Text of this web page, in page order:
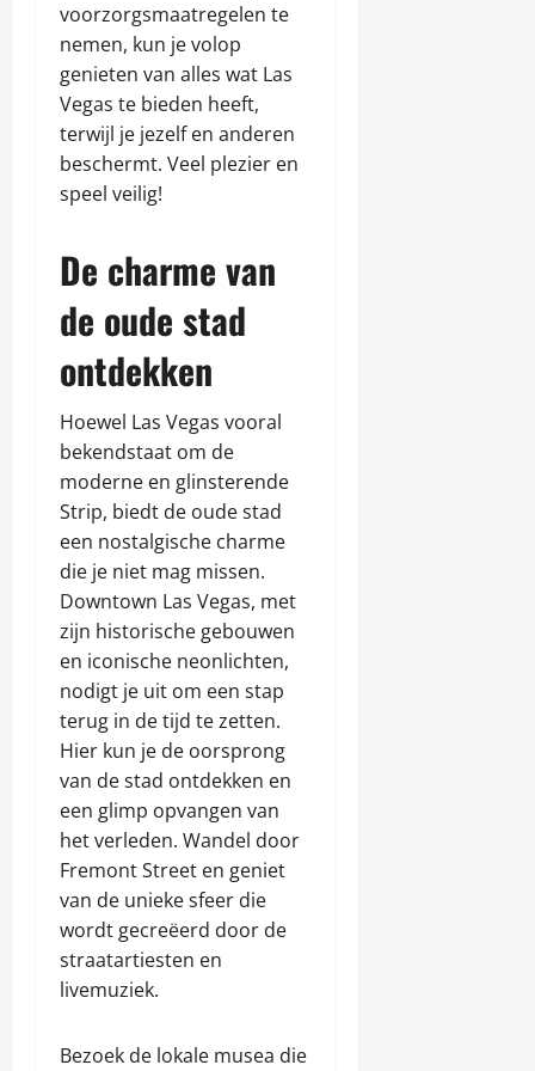
voorzorgsmaatregelen te
nemen, kun je volop
genieten van alles wat Las
Vegas te bieden heeft,
terwijl je jezelf en anderen
beschermt. Veel plezier en
speel veilig!
De charme van
de oude stad
ontdekken
Hoewel Las Vegas vooral
bekendstaat om de
moderne en glinsterende
Strip, biedt de oude stad
een nostalgische charme
die je niet mag missen.
Downtown Las Vegas, met
zijn historische gebouwen
en iconische neonlichten,
nodigt je uit om een stap
terug in de tijd te zetten.
Hier kun je de oorsprong
van de stad ontdekken en
een glimp opvangen van
het verleden. Wandel door
Fremont Street en geniet
van de unieke sfeer die
wordt gecreëerd door de
straatartiesten en
livemuziek.
Bezoek de lokale musea die